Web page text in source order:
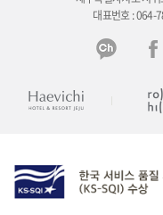
대표번호 : 064-